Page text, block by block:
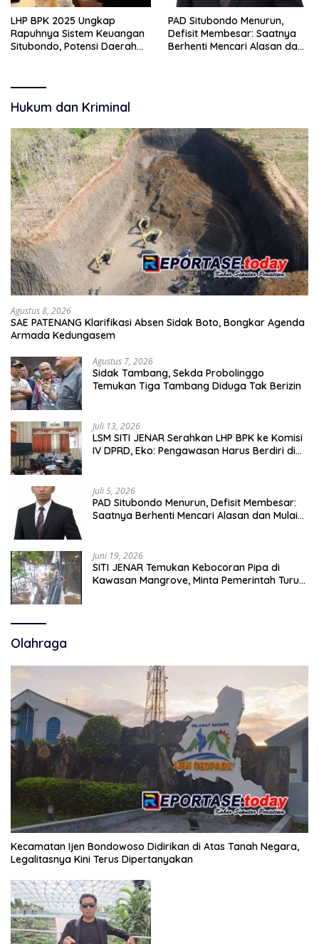
LHP BPK 2025 Ungkap
Rapuhnya Sistem Keuangan
Situbondo, Potensi Daerah
PAD Situbondo Menurun,
Defisit Membesar: Saatnya
Berhenti Mencari Alasan dan
Hukum dan Kriminal
Agustus 8, 2026
SAE PATENANG Klarifikasi Absen Sidak Boto, Bongkar Agenda
Armada Kedungasem
Agustus 7, 2026
Sidak Tambang, Sekda Probolinggo
Temukan Tiga Tambang Diduga Tak Berizin
Juli 13, 2026
LSM SITI JENAR Serahkan LHP BPK ke Komisi
IV DPRD, Eko: Pengawasan Harus Berdiri di
Juli 5, 2026
PAD Situbondo Menurun, Defisit Membesar:
Saatnya Berhenti Mencari Alasan dan Mulai
Juni 19, 2026
SITI JENAR Temukan Kebocoran Pipa di
Kawasan Mangrove, Minta Pemerintah Turun
Olahraga
Kecamatan Ijen Bondowoso Didirikan di Atas Tanah Negara,
Legalitasnya Kini Terus Dipertanyakan